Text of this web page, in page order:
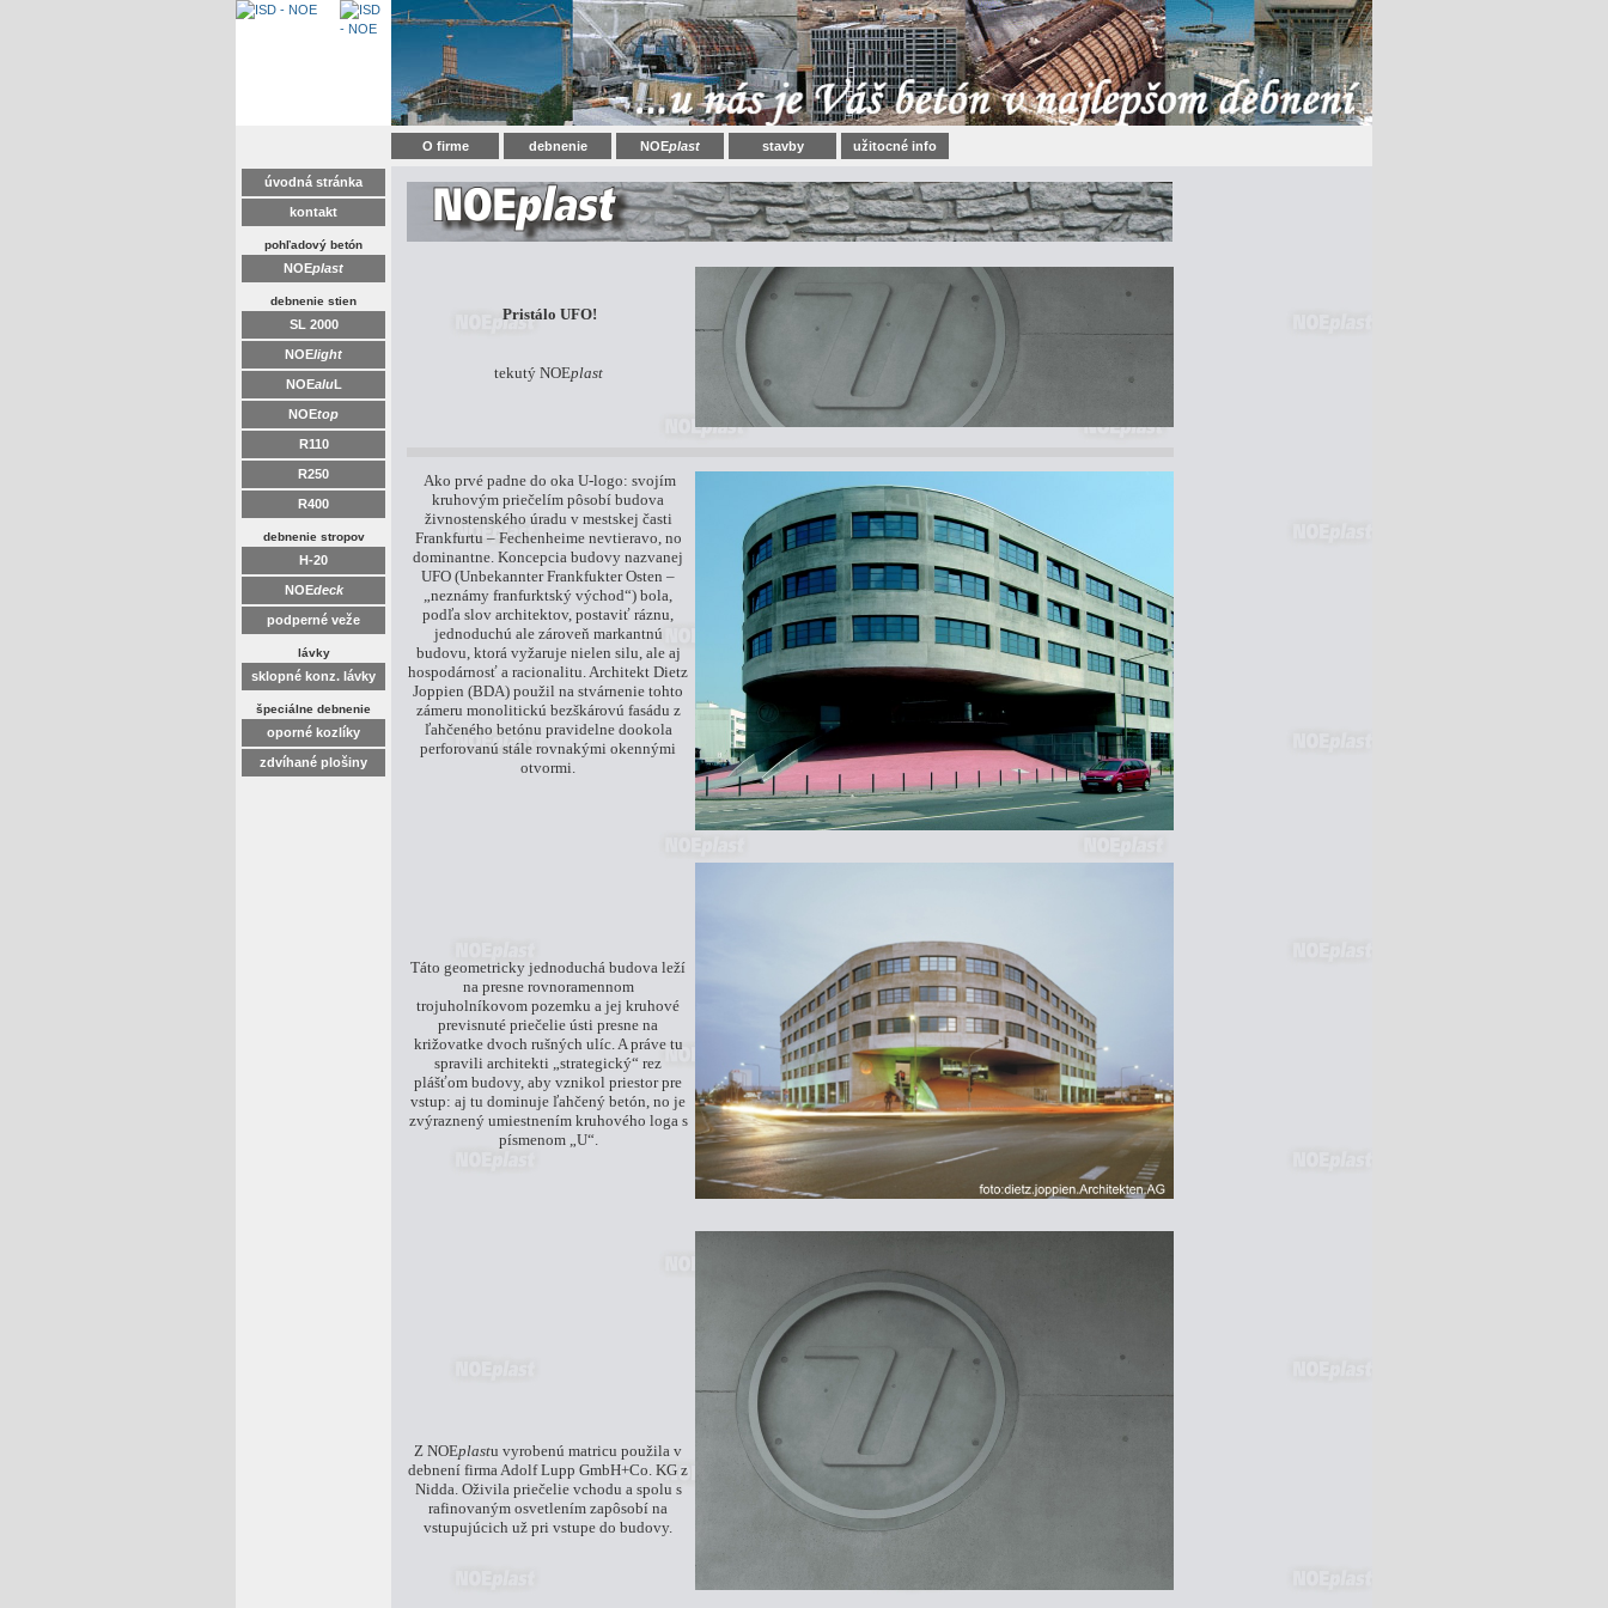
O firme debnenie NOEplast stavby užitocné info
úvodná stránka
kontakt
pohľadový betón
NOEplast
debnenie stien
SL 2000
NOElight
NOEaluL
NOEtop
R110
R250
R400
debnenie stropov
H-20
NOEdeck
podperné veže
lávky
sklopné konz. lávky
špeciálne debnenie
oporné kozlíky
zdvíhané plošiny
Pristálo UFO!
tekutý NOEplast
Ako prvé padne do oka U-logo: svojím
kruhovým priečelím pôsobí budova
živnostenského úradu v mestskej časti
Frankfurtu – Fechenheime nevtieravo, no
dominantne. Koncepcia budovy nazvanej
UFO (Unbekannter Frankfukter Osten –
„neznámy franfurktský východ“) bola,
podľa slov architektov, postaviť ráznu,
jednoduchú ale zároveň markantnú
budovu, ktorá vyžaruje nielen silu, ale aj
hospodárnosť a racionalitu. Architekt Dietz
Joppien (BDA) použil na stvárnenie tohto
zámeru monolitickú bezškárovú fasádu z
ľahčeného betónu pravidelne dookola
perforovanú stále rovnakými okennými
otvormi.
Táto geometricky jednoduchá budova leží
na presne rovnoramennom
trojuholníkovom pozemku a jej kruhové
previsnuté priečelie ústi presne na
križovatke dvoch rušných ulíc. A práve tu
spravili architekti „strategický“ rez
plášťom budovy, aby vznikol priestor pre
vstup: aj tu dominuje ľahčený betón, no je
zvýraznený umiestnením kruhového loga s
písmenom „U“.
Z NOEplastu vyrobenú matricu použila v
debnení firma Adolf Lupp GmbH+Co. KG z
Nidda. Oživila priečelie vchodu a spolu s
rafinovaným osvetlením zapôsobí na
vstupujúcich už pri vstupe do budovy.